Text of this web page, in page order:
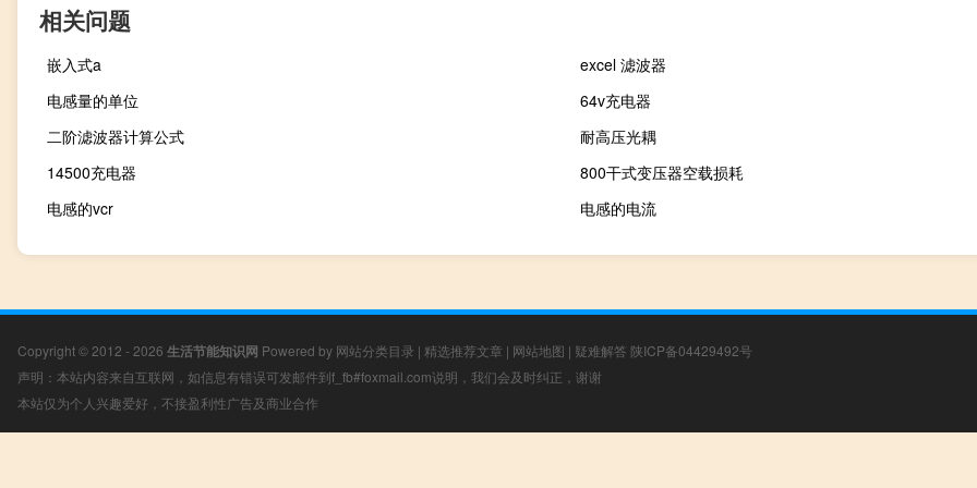
相关问题
嵌入式a
excel 滤波器
电感量的单位
64v充电器
二阶滤波器计算公式
耐高压光耦
14500充电器
800干式变压器空载损耗
电感的vcr
电感的电流
Copyright © 2012 - 2026 生活节能知识网 Powered by 网站分类目录 | 精选推荐文章 | 网站地图 | 疑难解答 陕ICP备04429492号
声明：本站内容来自互联网，如信息有错误可发邮件到f_fb#foxmail.com说明，我们会及时纠正，谢谢
本站仅为个人兴趣爱好，不接盈利性广告及商业合作